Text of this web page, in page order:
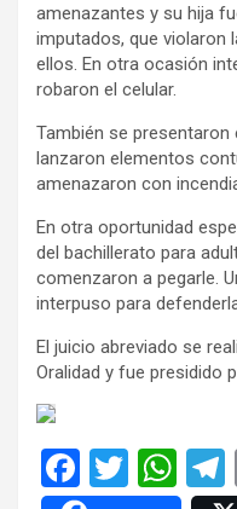
amenazantes y su hija
imputados, que violaron
ellos. En otra ocasión
robaron el celular.
También se presentaron
lanzaron elementos
amenazaron con
En otra oportunidad
del bachillerato para
comenzaron a pegarle.
interpuso para
El juicio abreviado se
Oralidad y fue presidido
F
T
W